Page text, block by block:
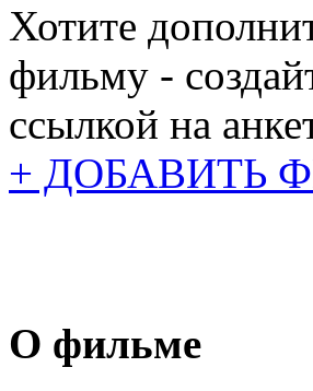
Хотите
фильму -
ссылкой на
+ ДОБАВИТЬ
О фильме